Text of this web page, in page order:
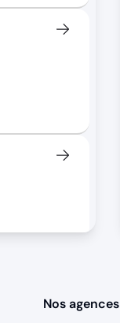
Nos agences